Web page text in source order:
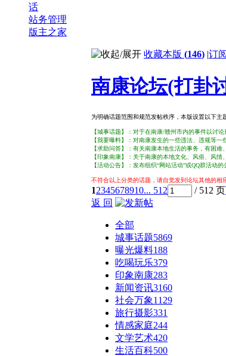
话
站务管理
版主之家
收藏本版 (146) |订阅
南康论坛(打卦
为明确话题范围和规范发帖秩序，本版设置以下主
【城事话题】：对于在南康/赣州市内的事件以讨论
【我要曝料】：对南康发生的一些违法、违规等
【求助问答】：有关南康本地生活的事务，有困
【印象南康】：关于南康的本地文化、风俗、风情
【活动公告】：发布组织“网站活动”或QQ群活动的
不符合以上分类的话题，请自觉发到论坛其他的相
12345678910... 512 / 512 页
返 回
全部
城事话题5869
曝光爆料188
吃喝玩乐379
印象南康283
新闻资讯3160
社会万象1129
旅行摄影331
情感家庭244
文学艺术420
生活百科500